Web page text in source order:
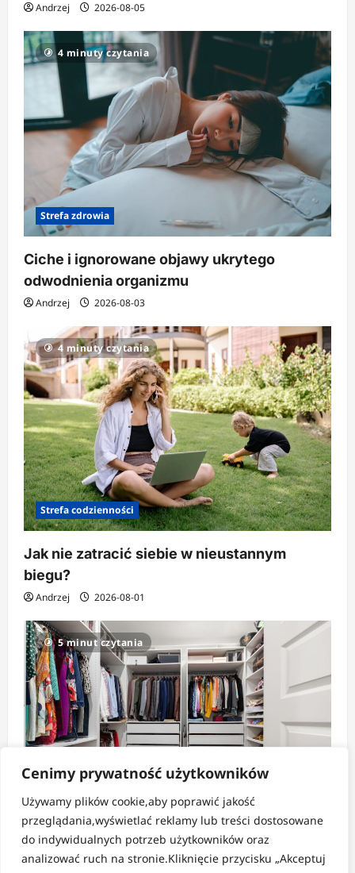
Cenimy prywatność użytkowników
Używamy plików cookie,aby poprawić jakość
przeglądania,wyświetlać reklamy lub treści dostosowane
do indywidualnych potrzeb użytkowników oraz
analizować ruch na stronie.Kliknięcie przycisku „Akceptuj
Andrzej 2026-08-05
4 minuty czytania
Strefa zdrowia
Ciche i ignorowane objawy ukrytego
odwodnienia organizmu
Andrzej 2026-08-03
4 minuty czytania
Strefa codzienności
Jak nie zatracić siebie w nieustannym
biegu?
Andrzej 2026-08-01
5 minut czytania
Strefa pomysłów
Jak tanio i sprytnie zorganizować dużą